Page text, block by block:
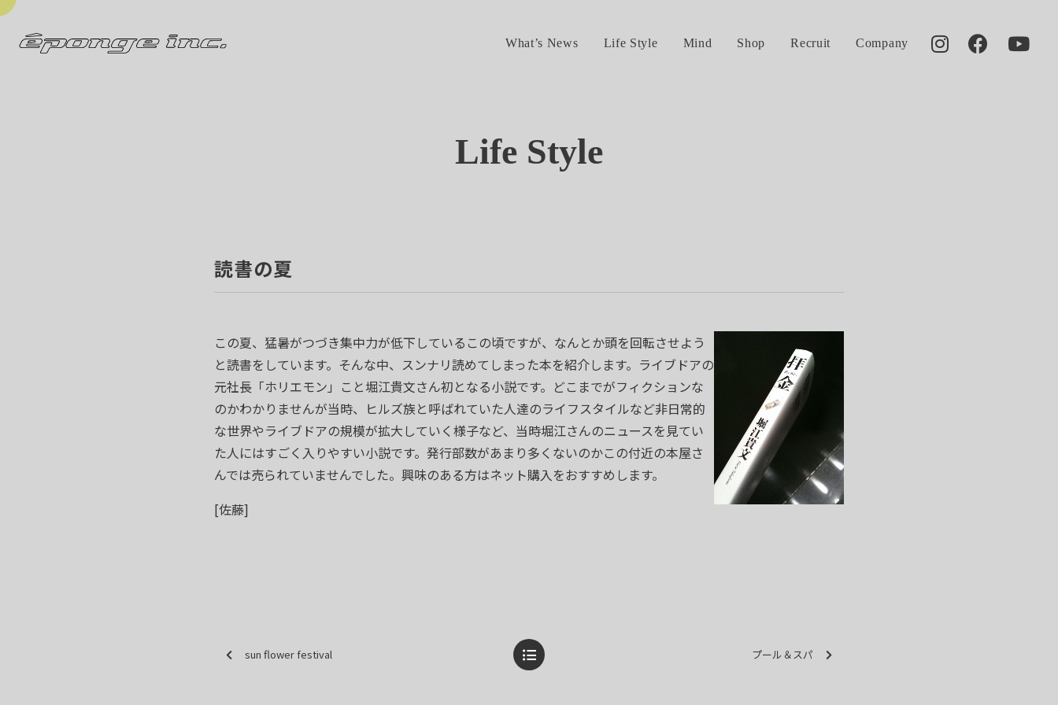
What’s News Life Style Mind Shop Recruit Company
Life Style
読書の夏
この夏、猛暑がつづき集中力が低下しているこの頃ですが、なんとか頭を回転させよう
と読書をしています。そんな中、スンナリ読めてしまった本を紹介します。ライブドアの
元社長「ホリエモン」こと堀江貴文さん初となる小説です。どこまでがフィクションな
のかわかりませんが当時、ヒルズ族と呼ばれていた人達のライフスタイルなど非日常的
な世界やライブドアの規模が拡大していく様子など、当時堀江さんのニュースを見てい
た人にはすごく入りやすい小説です。発行部数があまり多くないのかこの付近の本屋さ
んでは売られていませんでした。興味のある方はネット購入をおすすめします。
[佐藤]
sun flower festival プール＆スパ